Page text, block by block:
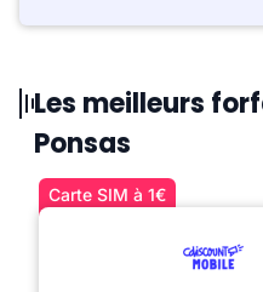
Les meilleurs
Ponsas
Carte SIM à 1€